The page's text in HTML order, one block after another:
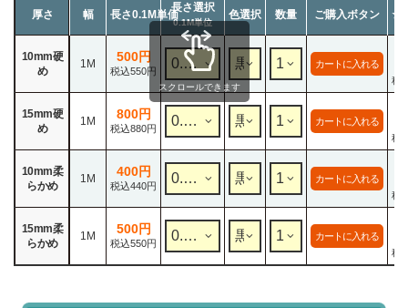
厚さ 幅 長さ0.1M単価
長さ選択
0.1M単位
色選択 数量 ご購入ボタン
10mm硬
め
1M 500円
税込550円
カートに入れる
税
15mm硬
め
1M 800円
税込880円
カートに入れる
税
10mm柔
らかめ
1M 400円
税込440円
カートに入れる
税
15mm柔
らかめ
1M 500円
税込550円
カートに入れる
税
スクロールできます